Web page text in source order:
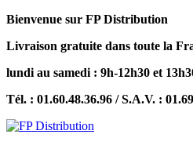
Bienvenue sur FP Distribution
Livraison gratuite dans toute la
lundi au samedi : 9h-12h30 et
Tél. : 01.60.48.36.96 / S.A.V. :